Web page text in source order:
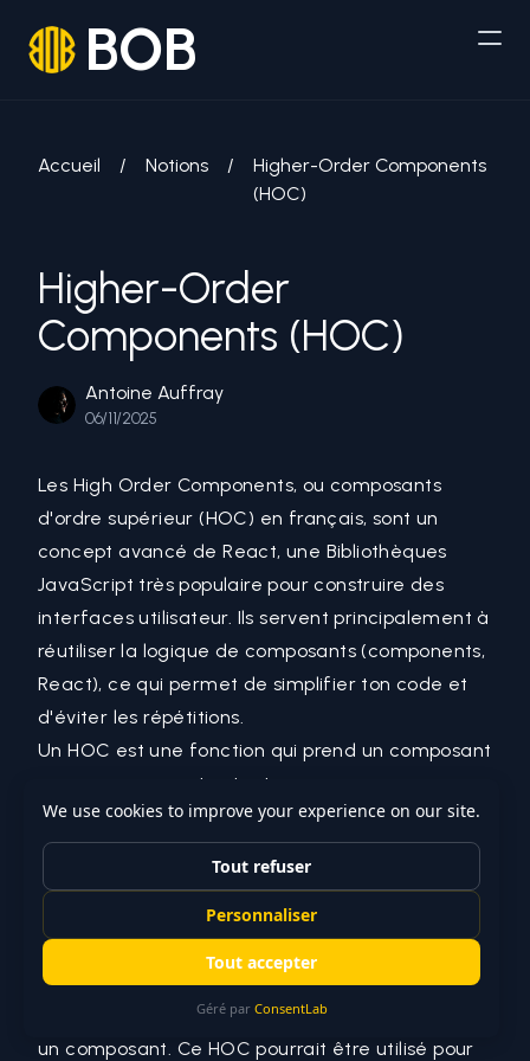
BOB
Accueil / Notions /
Higher-Order Components
(HOC)
Higher-Order
Components (HOC)
Antoine Auffray
06/11/2025
Les High Order Components, ou composants
d'ordre supérieur (HOC) en français, sont un
concept avancé deReact, une Bibliothèques
JavaScript très populaire pour construire des
interfaces utilisateur. Ils servent principalement à
réutiliser la logique de composants (components,
React), ce qui permet de simplifier ton code et
d'éviter les répétitions.
Un HOC est une fonction qui prend un composant
comme arguments et retourne un nouveau
composant. Le composant retourné peut
manipuler lesprops (React), lestate (React), ou
même le Lifecycle du composant passé en
Pour te donner un exemple concret en
TypeScript, imagine que tu souhaites créer un
HOC qui ajoute des fonctionnalités de logging à
un composant. Ce HOC pourrait être utilisé pour